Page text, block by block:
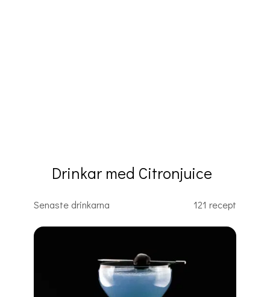
Drinkar med Citronjuice
Senaste drinkarna 121 recept